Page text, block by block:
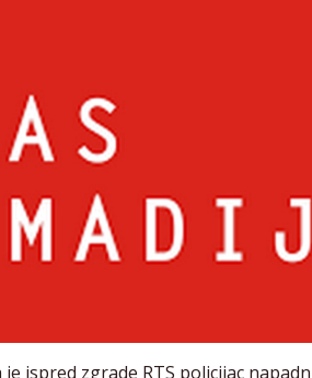
ispred zgrade RTS policijac